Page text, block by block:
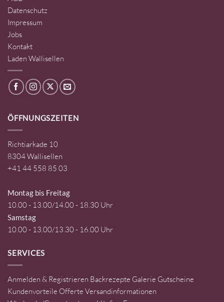
Datenschutz
Impressum
Jobs
Kontakt
Laden Wallisellen
ÖFFNUNGSZEITEN
Richtiarkade 10
8304 Wallisellen
+41 44 558 85 03
Montag bis Freitag
10.00 - 13.00/14.00 - 18.30 Uhr
Samstag
10.00 - 13.00/13.30 - 16.00 Uhr
SERVICES
Anmelden & Registrieren Backrezepte Galerie Gutscheine
Kundenvorteile Offerte Versandinformationen